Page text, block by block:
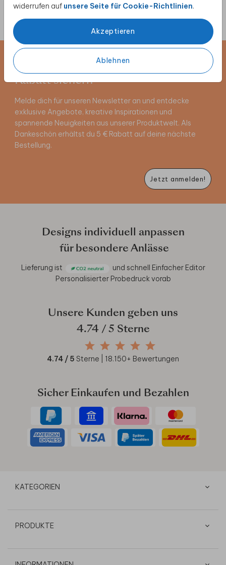
widerrufen auf unsere Seite für Cookie-Richtlinien.
Akzeptieren
Ablehnen
Newsletter abonnieren und 5 €
Rabatt sichern
Melde dich für unseren Newsletter an und entdecke
exklusive Angebote, kreative Inspirationen und
spannende Neuigkeiten aus unserer Produktwelt. Als
Dankeschön erhältst du 5 € Rabatt auf deine nächste
Bestellung.
Jetzt anmelden!
Designs individuell anpassen
für besondere Anlässe
Lieferung ist und schnell Einfacher Editor
Personalisierter Probedruck vorab
Unsere Kunden geben uns
4.74/ 5 Sterne
4.74 / 5 Sterne | 18.150+ Bewertungen
Sicher Einkaufen und Bezahlen
KATEGORIEN
PRODUKTE